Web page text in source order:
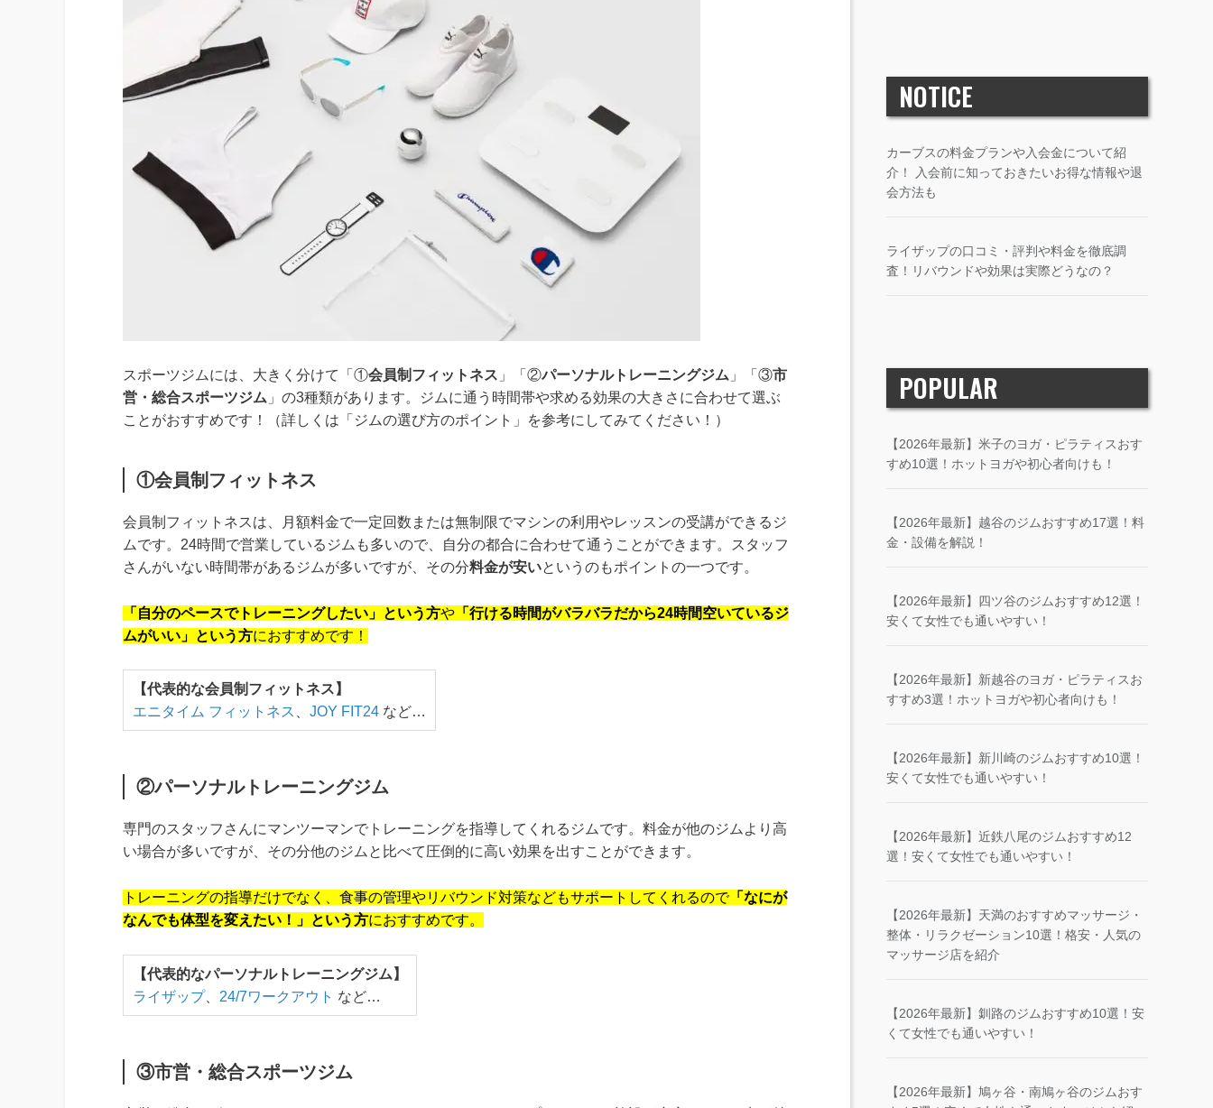
スポーツジムには、大きく分けて「①会員制フィットネス 」「②パーソナルトレーニングジム 」「③市
営・総合スポーツジム 」の3種類があります。ジムに通う時間帯や求める効果の大きさに合わせて選ぶ
ことがおすすめです！（詳しくは「ジムの選び方のポイント」を参考にしてみてください！）
①会員制フィットネス
会員制フィットネスは、月額料金で一定回数または無制限でマシンの利用やレッスンの受講ができるジ
ムです。24時間で営業しているジムも多いので、自分の都合に合わせて通うことができます。スタッフ
さんがいない時間帯があるジムが多いですが、その分料金が安いというのもポイントの一つです。
「自分のペースでトレーニングしたい」という方や 「行ける時間がバラバラだから24時間空いているジ
ムがいい」という方におすすめです！
【代表的な会員制フィットネス】
エニタイム フィットネス
JOY FIT24 など…
②パーソナルトレーニングジム
専門のスタッフさんにマンツーマンでトレーニングを指導してくれるジムです。料金が他のジムより高
い場合が多いですが、その分他のジムと比べて圧倒的に高い効果を出すことができます。
トレーニングの指導だけでなく、食事の管理やリバウンド対策などもサポートしてくれるので「なにが
なんでも体型を変えたい！」という方におすすめです。
【代表的なパーソナルトレーニングジム】
ライザップ、 24/7ワークアウト など…
③市営・総合スポーツジム
NOTICE
カーブスの料金プランや入会金について紹
介！ 入会前に知っておきたいお得な情報や退
会方法も
ライザップの口コミ・評判や料金を徹底調
査！リバウンドや効果は実際どうなの？
POPULAR
【2026年最新】米子のヨガ・ピラティスおす
すめ10選！ホットヨガや初心者向けも！
【2026年最新】越谷のジムおすすめ17選！料
金・設備を解説！
【2026年最新】四ツ谷のジムおすすめ12選！
安くて女性でも通いやすい！
【2026年最新】新越谷のヨガ・ピラティスお
すすめ3選！ホットヨガや初心者向けも！
【2026年最新】新川崎のジムおすすめ10選！
安くて女性でも通いやすい！
【2026年最新】近鉄八尾のジムおすすめ12
選！安くて女性でも通いやすい！
【2026年最新】天満のおすすめマッサージ・
整体・リラクゼーション10選！格安・人気の
マッサージ店を紹介
【2026年最新】釧路のジムおすすめ10選！安
くて女性でも通いやすい！
【2026年最新】鳩ヶ谷・南鳩ヶ谷のジムおす